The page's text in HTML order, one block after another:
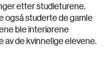
etter studieturene.
også studerte de gamle
ble interiørene
av de kvinnelige elevene.